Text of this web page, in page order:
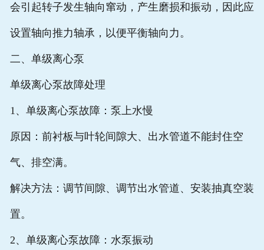
会引起转子发生轴向窜动，产生磨损和振动，因此应
设置轴向推力轴承，以便平衡轴向力。
二、单级离心泵
单级离心泵故障处理
1、单级离心泵故障：泵上水慢
原因：前衬板与叶轮间隙大、出水管道不能封住空
气、排空满。
解决方法：调节间隙、调节出水管道、安装抽真空装
置。
2、单级离心泵故障：水泵振动